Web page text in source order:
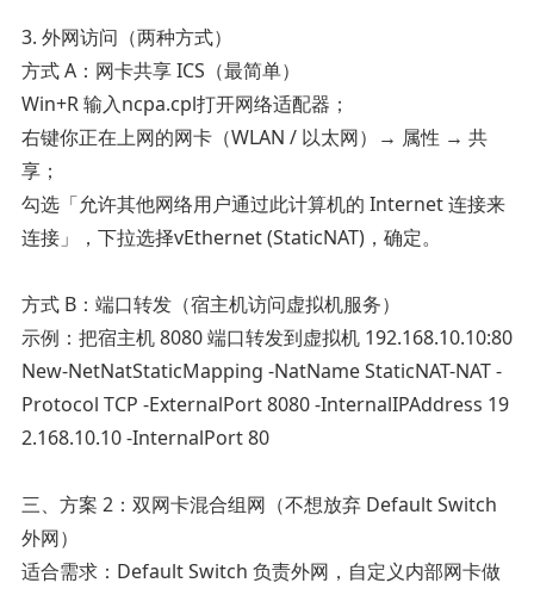
3. 外网访问（两种方式）
方式 A：网卡共享 ICS（最简单）
Win+R 输入ncpa.cpl打开网络适配器；
右键你正在上网的网卡（WLAN / 以太网）→ 属性 → 共
享；
勾选「允许其他网络用户通过此计算机的 Internet 连接来
连接」，下拉选择vEthernet (StaticNAT)，确定。
方式 B：端口转发（宿主机访问虚拟机服务）
示例：把宿主机 8080 端口转发到虚拟机 192.168.10.10:80
New-NetNatStaticMapping -NatName StaticNAT-NAT -
Protocol TCP -ExternalPort 8080 -InternalIPAddress 19
2.168.10.10 -InternalPort 80
三、方案 2：双网卡混合组网（不想放弃 Default Switch
外网）
适合需求：Default Switch 负责外网，自定义内部网卡做